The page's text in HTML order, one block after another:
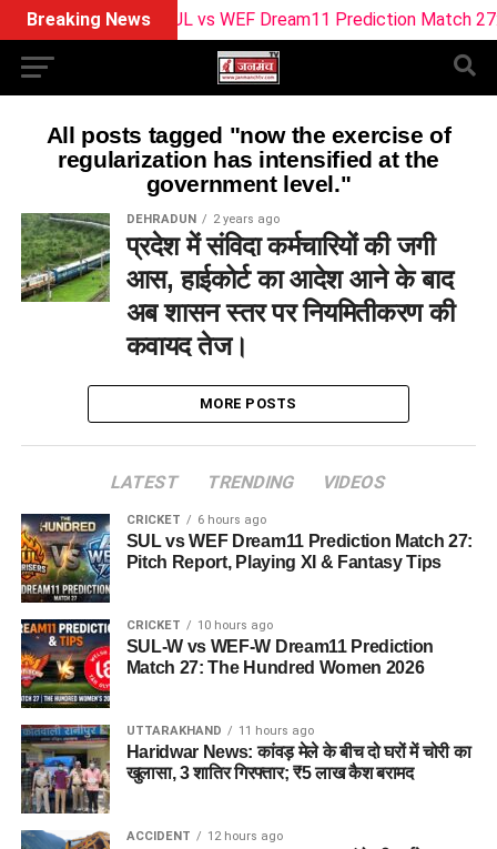
Breaking NewsSUL vs WEF Dream11 Prediction Match 27:
All posts tagged "now the exercise of
regularization has intensified at the
government level."
DEHRADUN 2 years ago
प्रदेश में संविदा कर्मचारियों की जगी
आस, हाईकोर्ट का आदेश आने के बाद
अब शासन स्तर पर नियमितीकरण की
कवायद तेज।
MORE POSTS
LATEST TRENDING VIDEOS
CRICKET 6 hours ago
SUL vs WEF Dream11 Prediction Match 27:
Pitch Report, Playing XI & Fantasy Tips
CRICKET 10 hours ago
SUL-W vs WEF-W Dream11 Prediction
Match 27: The Hundred Women 2026
UTTARAKHAND 11 hours ago
Haridwar News: कांवड़ मेले के बीच दो घरों में चोरी का
खुलासा, 3 शातिर गिरफ्तार; ₹5 लाख कैश बरामद
ACCIDENT 12 hours ago